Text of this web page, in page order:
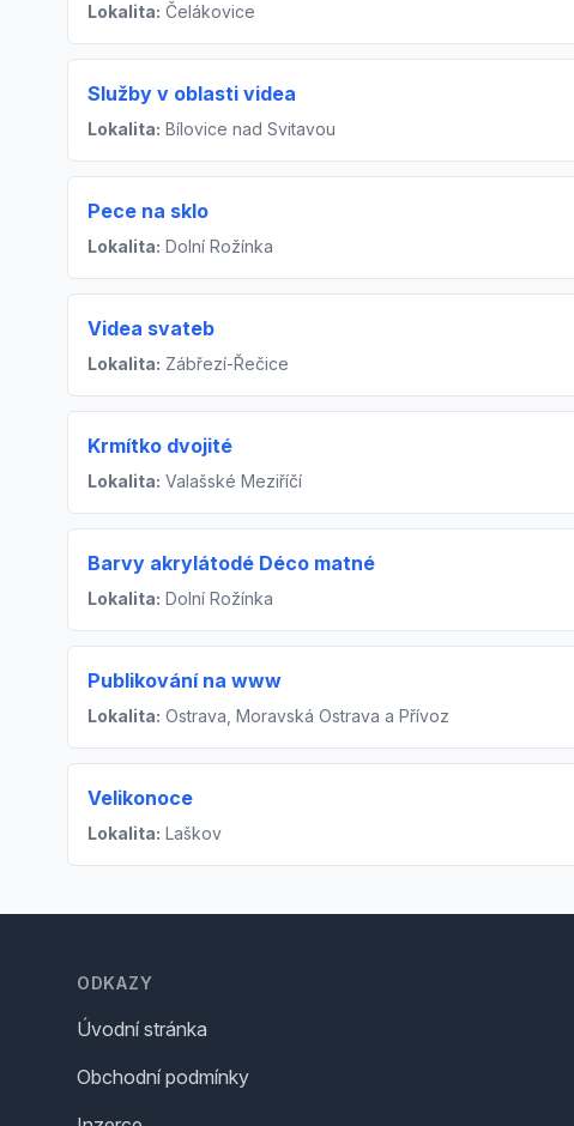
Lokalita: Čelákovice
Služby v oblasti videa
Lokalita: Bílovice nad Svitavou
Pece na sklo
Lokalita: Dolní Rožínka
Videa svateb
Lokalita: Zábřezí-Řečice
Krmítko dvojité
Lokalita: Valašské Meziříčí
Barvy akrylátodé Déco matné
Lokalita: Dolní Rožínka
Publikování na www
Lokalita: Ostrava, Moravská Ostrava a Přívoz
Velikonoce
Lokalita: Laškov
ODKAZY
Úvodní stránka
Obchodní podmínky